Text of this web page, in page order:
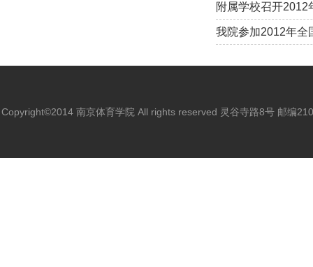
附属学校召开2012
我院参加2012年全
Copyright©2014 南京体育学院 All rights reserved 灵谷寺路8号 邮编